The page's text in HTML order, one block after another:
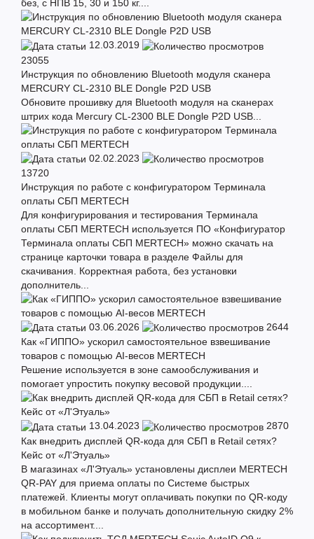
без, с НПВ 15, 30 и 150 кг....
12.03.2019
23055
Инструкция по обновлению Bluetooth модуля сканера
MERCURY CL-2310 BLE Dongle P2D USB
Обновите прошивку для Bluetooth модуля на сканерах
штрих кода Mercury CL-2300 BLE Dongle P2D USB...
02.02.2023
13720
Инструкция по работе с конфигуратором Терминала
оплаты СБП MERTECH
Для конфигурирования и тестирования Терминала
оплаты СБП MERTECH используется ПО «Конфигуратор
Терминала оплаты СБП MERTECH» можно скачать на
странице карточки товара в разделе Файлы для
скачивания. Корректная работа, без установки
дополнитель...
03.06.2026
2644
Как «ГИППО» ускорил самостоятельное взвешивание
товаров с помощью AI-весов MERTECH
Решение используется в зоне самообслуживания и
помогает упростить покупку весовой продукции....
13.04.2023
2870
Как внедрить дисплей QR-кода для СБП в Retail сетях?
Кейс от «Л'Этуаль»
В магазинах «Л'Этуаль» установлены дисплеи MERTECH
QR-PAY для приема оплаты по Системе быстрых
платежей. Клиенты могут оплачивать покупки по QR-коду
в мобильном банке и получать дополнительную скидку 2%
на ассортимент....